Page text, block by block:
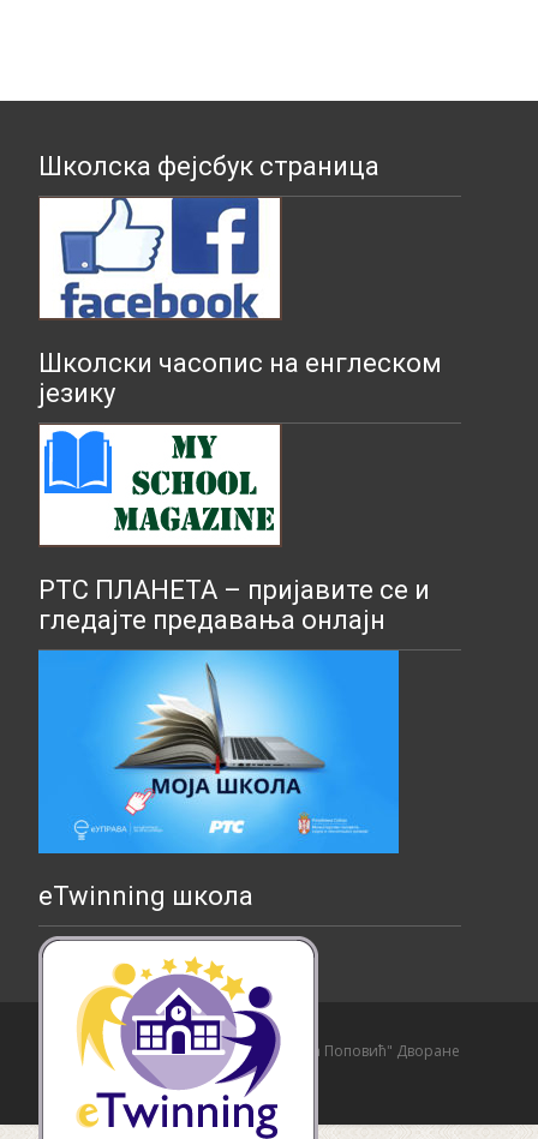
Школска фејсбук страница
Школски часопис на енглеском
језику
РТС ПЛАНЕТА – пријавите се и
гледајте предавања онлајн
eTwinning школа
Copyright © Основна школа "Страхиња Поповић" Дворане
Izrada sajta i hosting:
Hosting-Srbija